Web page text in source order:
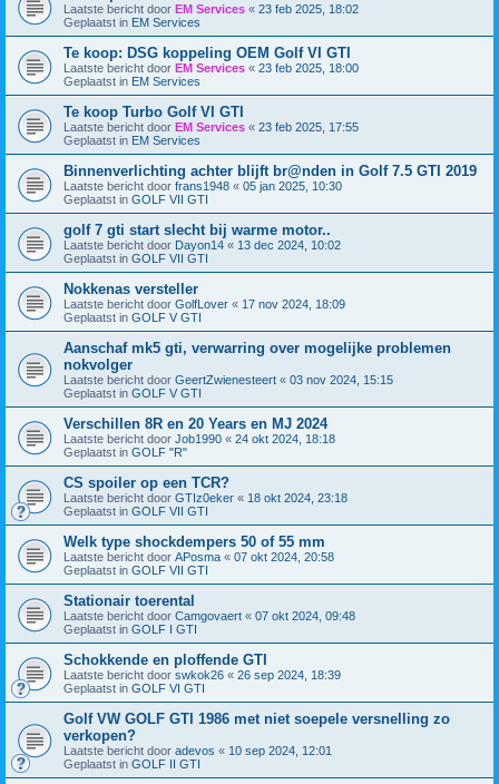
Laatste bericht door EM Services « 23 feb 2025, 18:02
Geplaatst in EM Services
Te koop: DSG koppeling OEM Golf VI GTI
Laatste bericht door EM Services « 23 feb 2025, 18:00
Geplaatst in EM Services
Te koop Turbo Golf VI GTI
Laatste bericht door EM Services « 23 feb 2025, 17:55
Geplaatst in EM Services
Binnenverlichting achter blijft br@nden in Golf 7.5 GTI 2019
Laatste bericht door frans1948 « 05 jan 2025, 10:30
Geplaatst in GOLF VII GTI
golf 7 gti start slecht bij warme motor..
Laatste bericht door Dayon14 « 13 dec 2024, 10:02
Geplaatst in GOLF VII GTI
Nokkenas versteller
Laatste bericht door GolfLover « 17 nov 2024, 18:09
Geplaatst in GOLF V GTI
Aanschaf mk5 gti, verwarring over mogelijke problemen
nokvolger
Laatste bericht door GeertZwienesteert « 03 nov 2024, 15:15
Geplaatst in GOLF V GTI
Verschillen 8R en 20 Years en MJ 2024
Laatste bericht door Job1990 « 24 okt 2024, 18:18
Geplaatst in GOLF "R"
CS spoiler op een TCR?
Laatste bericht door GTIz0eker « 18 okt 2024, 23:18
Geplaatst in GOLF VII GTI
Welk type shockdempers 50 of 55 mm
Laatste bericht door APosma « 07 okt 2024, 20:58
Geplaatst in GOLF VII GTI
Stationair toerental
Laatste bericht door Camgovaert « 07 okt 2024, 09:48
Geplaatst in GOLF I GTI
Schokkende en ploffende GTI
Laatste bericht door swkok26 « 26 sep 2024, 18:39
Geplaatst in GOLF VI GTI
Golf VW GOLF GTI 1986 met niet soepele versnelling zo
verkopen?
Laatste bericht door adevos « 10 sep 2024, 12:01
Geplaatst in GOLF II GTI